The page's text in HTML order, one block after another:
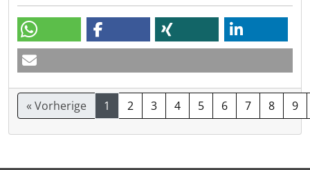
« Vorherige 1 2 3 4 5 6 7 8 9